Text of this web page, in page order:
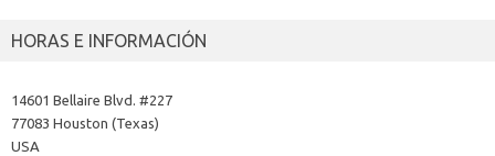
HORAS E INFORMACIÓN
14601 Bellaire Blvd. #227
77083 Houston (Texas)
USA